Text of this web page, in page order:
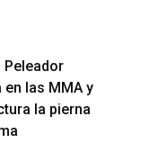
Peleador
en las MMA y
la pierna